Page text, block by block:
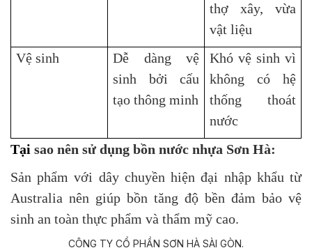
thợ xây, vừa
vật liệu
Vệ sinh
Dễ dàng vệ
sinh bởi cấu
tạo thông minh
Khó vệ sinh vì
không có hệ
thống thoát
nước
Tại sao nên sử dụng bồn nước nhựa Sơn Hà:
Sản phẩm với dây chuyền hiện đại nhập khẩu từ
Australia nên giúp bồn tăng độ bền đảm bảo vệ
sinh an toàn thực phẩm và thẩm mỹ cao.